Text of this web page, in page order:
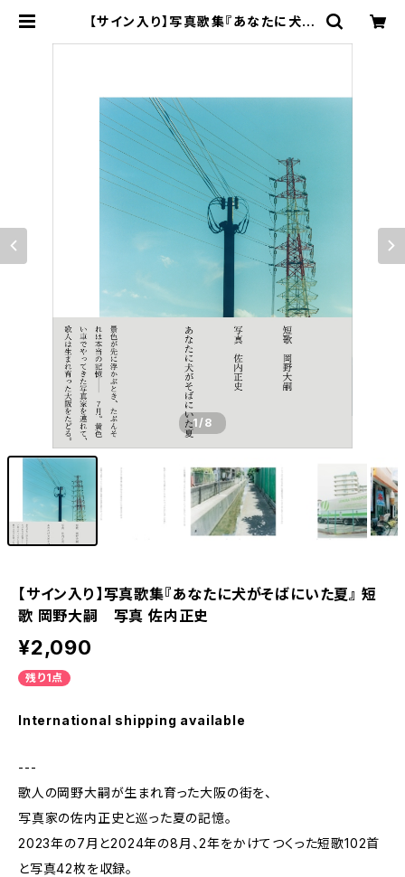
【サイン入り】写真歌集『あなたに犬が
1/8
【サイン入り】写真歌集『あなたに犬がそばにいた夏』 短
歌 岡野大嗣 写真 佐内正史
¥2,090
残り1点
International shipping available
---
歌人の岡野大嗣が生まれ育った大阪の街を、
写真家の佐内正史と巡った夏の記憶。
2023年の7月と2024年の8月、2年をかけてつくった短歌102首
と写真42枚を収録。